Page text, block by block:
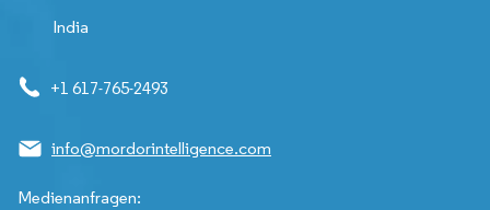
India
+1 617-765-2493
info@mordorintelligence.com
Medienanfragen: